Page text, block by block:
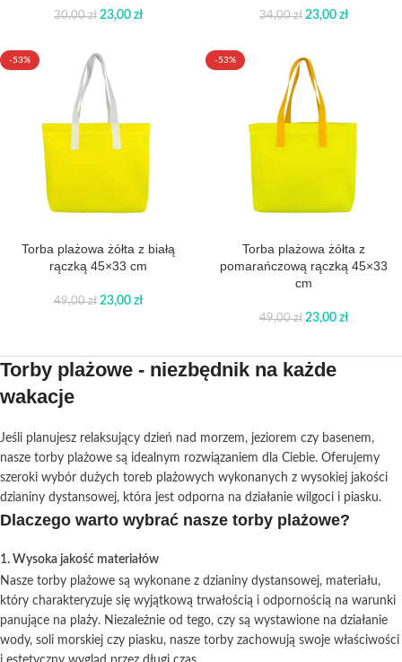
30,00zł 23,00 zł 34,00zł 23,00 zł
-53%
Torba plażowa żółta z białą
rączką 45×33 cm
49,00zł 23,00 zł
-53%
Torba plażowa żółta z
pomarańczową rączką 45×33
cm
49,00zł 23,00 zł
Torby plażowe - niezbędnik na każde
wakacje
Jeśli planujesz relaksujący dzień nad morzem, jeziorem czy basenem,
nasze torby plażowe są idealnym rozwiązaniem dla Ciebie. Oferujemy
szeroki wybór dużych toreb plażowych wykonanych z wysokiej jakości
dzianiny dystansowej, która jest odporna na działanie wilgoci i piasku.
Dlaczego warto wybrać nasze torby plażowe?
1. Wysoka jakość materiałów
Nasze torby plażowe są wykonane z dzianiny dystansowej, materiału,
który charakteryzuje się wyjątkową trwałością i odpornością na warunki
panujące na plaży. Niezależnie od tego, czy są wystawione na działanie
wody, soli morskiej czy piasku, nasze torby zachowują swoje właściwości